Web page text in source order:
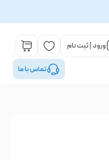
ورود | ثبت نام
تماس با ما